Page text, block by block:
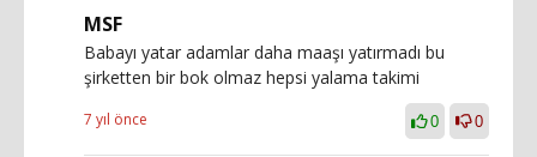
MSF
Babayı yatar adamlar daha maaşı yatırmadı bu
şirketten bir bok olmaz hepsi yalama takimi
7 yıl önce 0 0